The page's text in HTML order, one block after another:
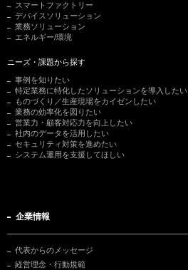
スマートファクトリー
デバイスソリューション
業務ソリューション
エネルギー/環境
ニーズ・課題から探す
事例を知りたい
特定業務に特化したソリューションを導入したい
ものづくり／生産現場をカイゼンしたい
業務の効率化を図りたい
営業力・顧客対応力を向上したい
社内のデータを活用したい
セキュリティ対策を進めたい
システム運用を支援してほしい
企業情報
代表からのメッセージ
経営理念・行動規範